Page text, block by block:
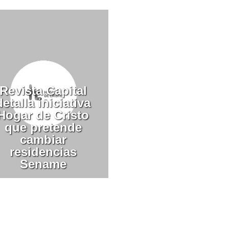
Capital
iniciativa
de Cristo
que pretende
cambiar
residencias
Sename